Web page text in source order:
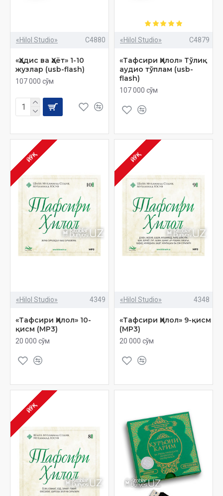
«Hilol Studio» C4880
«Ҳадис ва Ҳаёт» 1-10
жузлар (usb-flash)
107 000 сўм
«Hilol Studio» C4879
«Тафсири Ҳилол» Тўлиқ
аудио тўплам (usb-
flash)
107 000 сўм
ЙЎҚ
«Hilol Studio» 4349
«Тафсири Ҳилол» 10-
қисм (MP3)
20 000 сўм
ЙЎҚ
«Hilol Studio» 4348
«Тафсири Ҳилол» 9-қисм
(MP3)
20 000 сўм
ЙЎҚ